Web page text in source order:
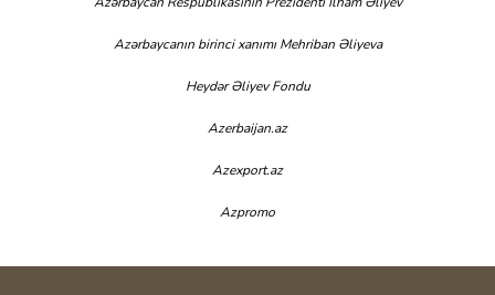
Azərbaycanın birinci xanımı Mehriban Əliyeva
Heydər Əliyev Fondu
Azerbaijan.az
Azexport.az
Azpromo